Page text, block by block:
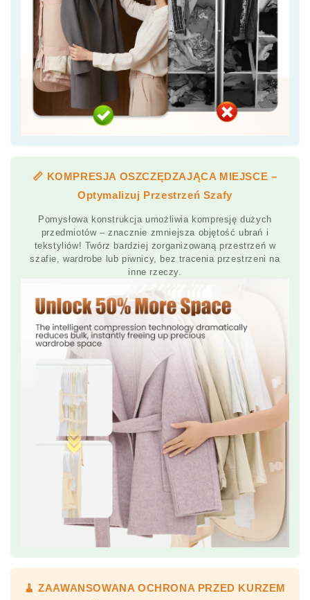
📏 KOMPRESJA OSZCZĘDZAJĄCA MIEJSCE –
Optymalizuj Przestrzeń Szafy
Pomysłowa konstrukcja umożliwia kompresję dużych
przedmiotów – znacznie zmniejsza objętość ubrań i
tekstyliów! Twórz bardziej zorganizowaną przestrzeń w
szafie, wardrobe lub piwnicy, bez tracenia przestrzeni na
inne rzeczy.
🧹 ZAAWANSOWANA OCHRONA PRZED KURZEM